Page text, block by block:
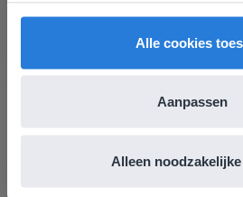
Alle cookies
Aanpassen
Alleen
Groep 8, Blok 10, Week
English